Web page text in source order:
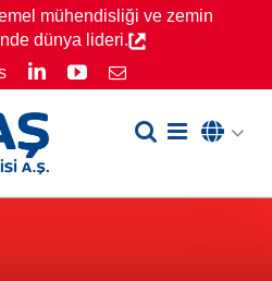
mühendisliği ve zemin
dünya lideri.
LinkedInYouTube
Email